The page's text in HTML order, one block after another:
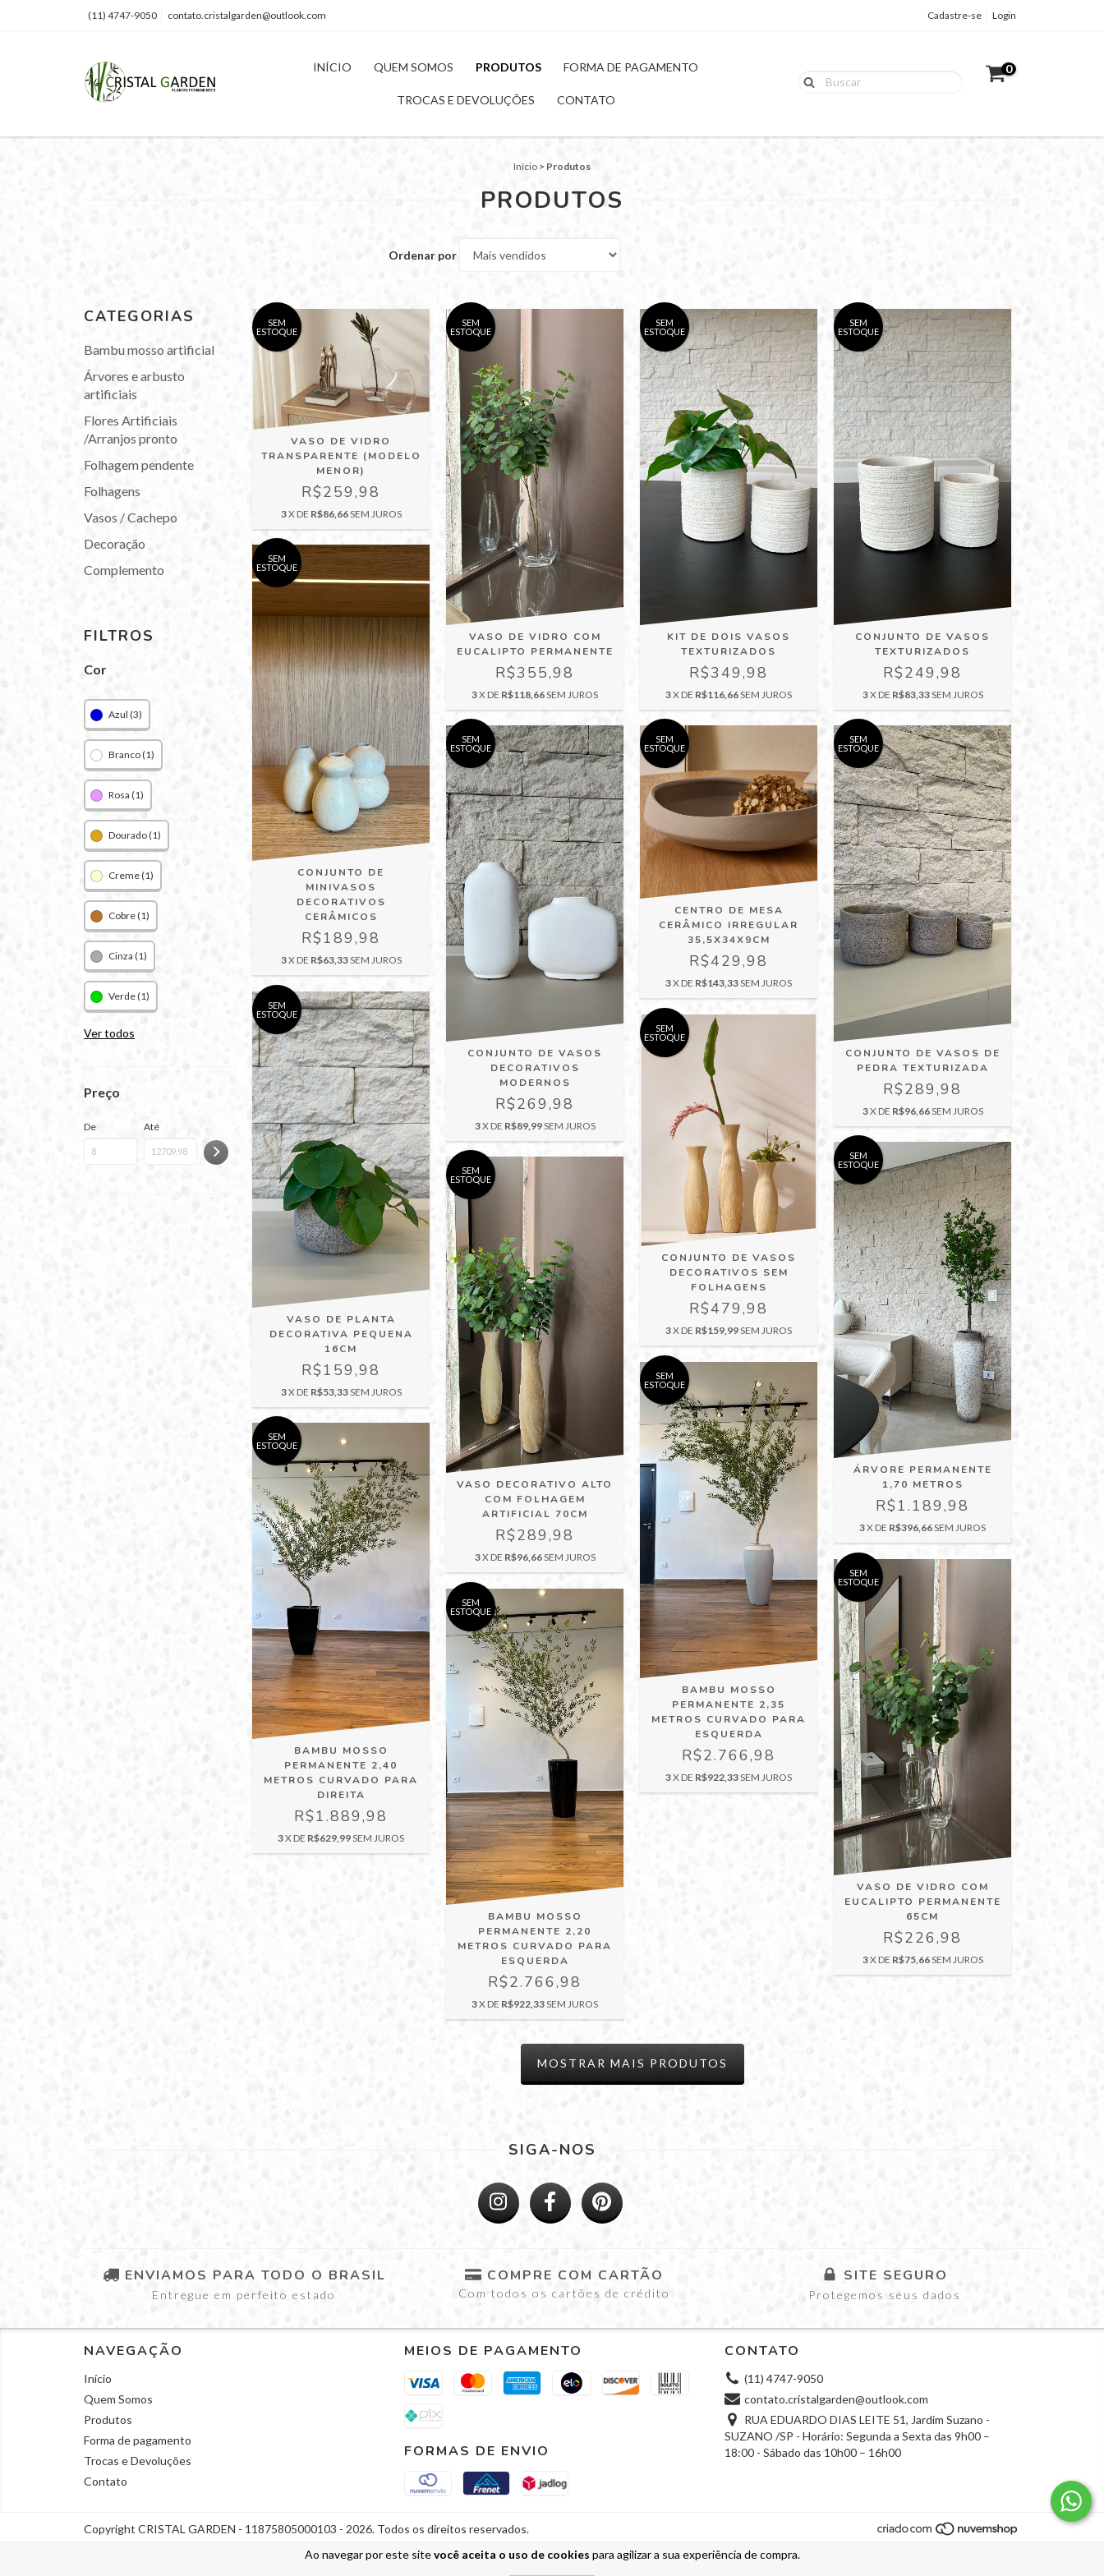
Ao navegar por este sitevocê aceita o uso de cookies para agilizar a sua experiência de compra.
(11) 4747-9050 contato.cristalgarden@outlook.com Cadastre-se Login
INÍCIO QUEM SOMOS PRODUTOS FORMA DE PAGAMENTO
TROCAS E DEVOLUÇÕES CONTATO
0
Início > Produtos
PRODUTOS
Ordenar por
CATEGORIAS
Bambu mosso artificial
Árvores e arbusto
artificiais
Flores Artificiais
/Arranjos pronto
Folhagem pendente
Folhagens
Vasos / Cachepo
Decoração
Complemento
FILTROS
Cor
Azul (3)
Branco (1)
Rosa (1)
Dourado (1)
Creme (1)
Cobre (1)
Cinza (1)
Verde (1)
Ver todos
Preço
De Até
SEM
ESTOQUE
VASO DE VIDRO
TRANSPARENTE (MODELO
MENOR)
R$259,98
3X DE R$86,66SEM JUROS
SEM
ESTOQUE
VASO DE VIDRO COM
EUCALIPTO PERMANENTE
R$355,98
3X DE R$118,66SEM JUROS
SEM
ESTOQUE
KIT DE DOIS VASOS
TEXTURIZADOS
R$349,98
3X DE R$116,66SEM JUROS
SEM
ESTOQUE
CONJUNTO DE VASOS
TEXTURIZADOS
R$249,98
3X DE R$83,33SEM JUROS
SEM
ESTOQUE
CONJUNTO DE
MINIVASOS
DECORATIVOS
CERÂMICOS
R$189,98
3X DE R$63,33SEM JUROS
SEM
ESTOQUE
CONJUNTO DE VASOS
DECORATIVOS
MODERNOS
R$269,98
3X DE R$89,99SEM JUROS
SEM
ESTOQUE
CENTRO DE MESA
CERÂMICO IRREGULAR
35,5X34X9CM
R$429,98
3X DE R$143,33SEM JUROS
SEM
ESTOQUE
CONJUNTO DE VASOS DE
PEDRA TEXTURIZADA
R$289,98
3X DE R$96,66SEM JUROS
SEM
ESTOQUE
VASO DE PLANTA
DECORATIVA PEQUENA
16CM
R$159,98
3X DE R$53,33SEM JUROS
SEM
ESTOQUE
VASO DECORATIVO ALTO
COM FOLHAGEM
ARTIFICIAL 70CM
R$289,98
3X DE R$96,66SEM JUROS
SEM
ESTOQUE
CONJUNTO DE VASOS
DECORATIVOS SEM
FOLHAGENS
R$479,98
3X DE R$159,99SEM JUROS
SEM
ESTOQUE
ÁRVORE PERMANENTE
1,70 METROS
R$1.189,98
3X DE R$396,66SEM JUROS
SEM
ESTOQUE
BAMBU MOSSO
PERMANENTE 2,40
METROS CURVADO PARA
DIREITA
R$1.889,98
3X DE R$629,99SEM JUROS
SEM
ESTOQUE
BAMBU MOSSO
PERMANENTE 2,20
METROS CURVADO PARA
ESQUERDA
R$2.766,98
3X DE R$922,33SEM JUROS
SEM
ESTOQUE
BAMBU MOSSO
PERMANENTE 2,35
METROS CURVADO PARA
ESQUERDA
R$2.766,98
3X DE R$922,33SEM JUROS
SEM
ESTOQUE
VASO DE VIDRO COM
EUCALIPTO PERMANENTE
65CM
R$226,98
3X DE R$75,66SEM JUROS
MOSTRAR MAIS PRODUTOS
SIGA-NOS
ENVIAMOS PARA TODO O BRASIL
Entregue em perfeito estado
COMPRE COM CARTÃO
Com todos os cartões de crédito
SITE SEGURO
Protegemos seus dados
NAVEGAÇÃO
Início
Quem Somos
Produtos
Forma de pagamento
Trocas e Devoluções
Contato
MEIOS DE PAGAMENTO
FORMAS DE ENVIO
CONTATO
(11) 4747-9050
contato.cristalgarden@outlook.com
RUA EDUARDO DIAS LEITE 51, Jardim Suzano -
SUZANO /SP - Horário: Segunda a Sexta das 9h00 –
18:00 - Sábado das 10h00 – 16h00
Copyright CRISTAL GARDEN - 11875805000103 - 2026. Todos os direitos reservados.